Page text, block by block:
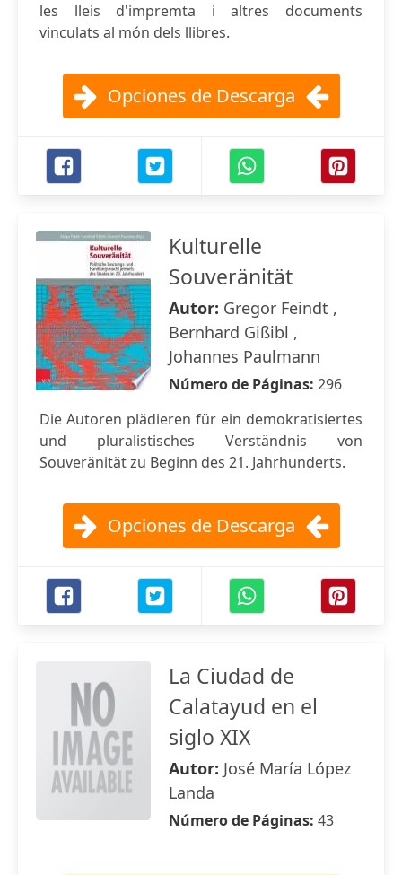
les lleis d'impremta i altres documents
vinculats al món dels llibres.
Opciones de Descarga
Kulturelle
Souveränität
Autor: Gregor Feindt ,
Bernhard Gißibl ,
Johannes Paulmann
Número de Páginas: 296
Die Autoren plädieren für ein demokratisiertes
und pluralistisches Verständnis von
Souveränität zu Beginn des 21. Jahrhunderts.
Opciones de Descarga
La Ciudad de
Calatayud en el
siglo XIX
Autor: José María López
Landa
Número de Páginas: 43